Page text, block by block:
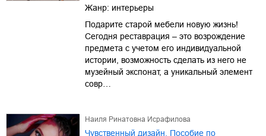
Жанр: интерьеры
Подарите старой мебели новую жизнь!
Сегодня реставрация – это возрождение
предмета с учетом его индивидуальной
истории, возможность сделать из него не
музейный экспонат, а уникальный элемент
совр…
Наиля Ринатовна Исрафилова
Чувственный дизайн. Пособие по